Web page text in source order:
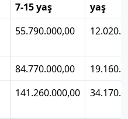
7-15 yaş
yaş
55.790.000,00
84.770.000,00
141.260.000,00